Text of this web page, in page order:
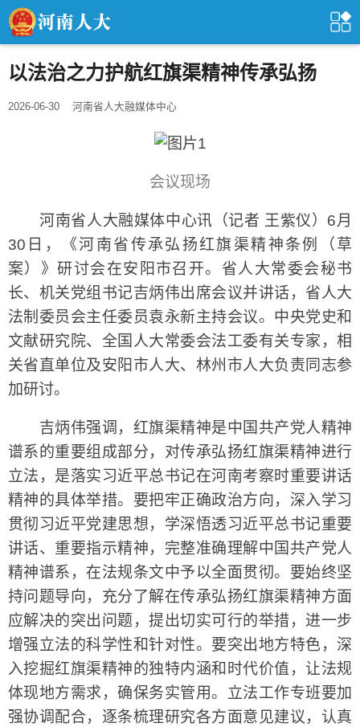
以法治之力护航红旗渠精神传承弘扬
2026-06-30 河南省人大融媒体中心
会议现场
河南省人大融媒体中心讯（记者 王紫仪）6月
30日，《河南省传承弘扬红旗渠精神条例（草
案）》研讨会在安阳市召开。省人大常委会秘书
长、机关党组书记吉炳伟出席会议并讲话，省人大
法制委员会主任委员袁永新主持会议。中央党史和
文献研究院、全国人大常委会法工委有关专家，相
关省直单位及安阳市人大、林州市人大负责同志参
加研讨。
吉炳伟强调，红旗渠精神是中国共产党人精神
谱系的重要组成部分，对传承弘扬红旗渠精神进行
立法，是落实习近平总书记在河南考察时重要讲话
精神的具体举措。要把牢正确政治方向，深入学习
贯彻习近平党建思想，学深悟透习近平总书记重要
讲话、重要指示精神，完整准确理解中国共产党人
精神谱系，在法规条文中予以全面贯彻。要始终坚
持问题导向，充分了解在传承弘扬红旗渠精神方面
应解决的突出问题，提出切实可行的举措，进一步
增强立法的科学性和针对性。要突出地方特色，深
入挖掘红旗渠精神的独特内涵和时代价值，让法规
体现地方需求，确保务实管用。立法工作专班要加
强协调配合，逐条梳理研究各方面意见建议，认真